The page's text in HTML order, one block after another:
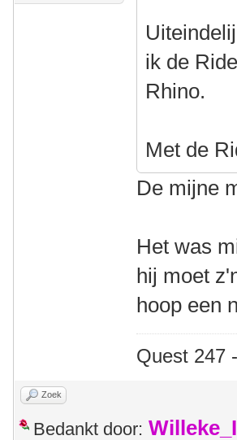
ik de
Rhino.
Met de
De mijne
Het was
hij moet
hoop een
Quest 247
Zoek
Bedankt door: